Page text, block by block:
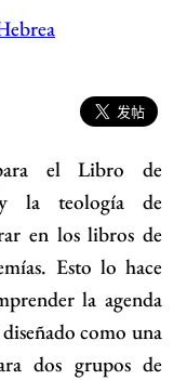
el Libro de
la teología de
en los libros de
Esto lo hace
la agenda
como una
dos grupos de